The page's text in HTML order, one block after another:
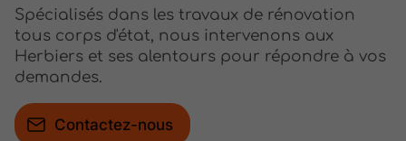
Spécialisés dans les travaux de rénovation
tous corps d'état, nous intervenons aux
Herbiers et ses alentours pour répondre à vos
demandes.
Contactez-nous